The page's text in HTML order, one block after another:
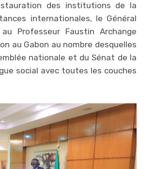
des institutions de la
internationales, le Général
Professeur Faustin Archange
au Gabon au nombre desquelles
nationale et du Sénat de la
social avec toutes les couches